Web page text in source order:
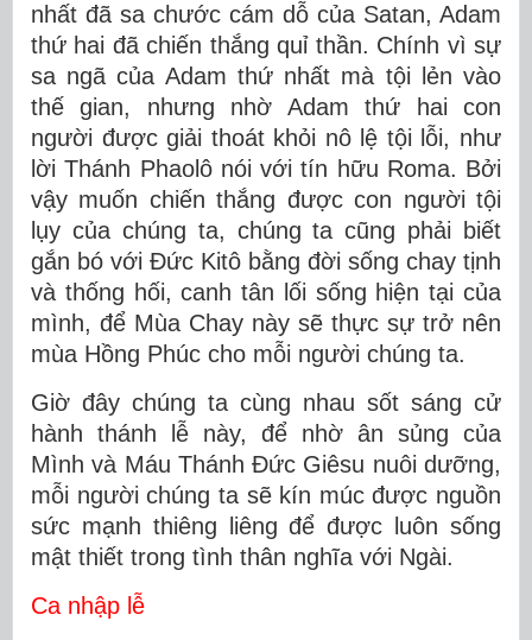
nhất đã sa chước cám dỗ của Satan, Adam
thứ hai đã chiến thắng quỉ thần. Chính vì sự
sa ngã của Adam thứ nhất mà tội lẻn vào
thế gian, nhưng nhờ Adam thứ hai con
người được giải thoát khỏi nô lệ tội lỗi, như
lời Thánh Phaolô nói với tín hữu Roma. Bởi
vậy muốn chiến thắng được con người tội
lụy của chúng ta, chúng ta cũng phải biết
gắn bó với Đức Kitô bằng đời sống chay tịnh
và thống hối, canh tân lối sống hiện tại của
mình, để Mùa Chay này sẽ thực sự trở nên
mùa Hồng Phúc cho mỗi người chúng ta.
Giờ đây chúng ta cùng nhau sốt sáng cử
hành thánh lễ này, để nhờ ân sủng của
Mình và Máu Thánh Đức Giêsu nuôi dưỡng,
mỗi người chúng ta sẽ kín múc được nguồn
sức mạnh thiêng liêng để được luôn sống
mật thiết trong tình thân nghĩa với Ngài.
Ca nhập lễ